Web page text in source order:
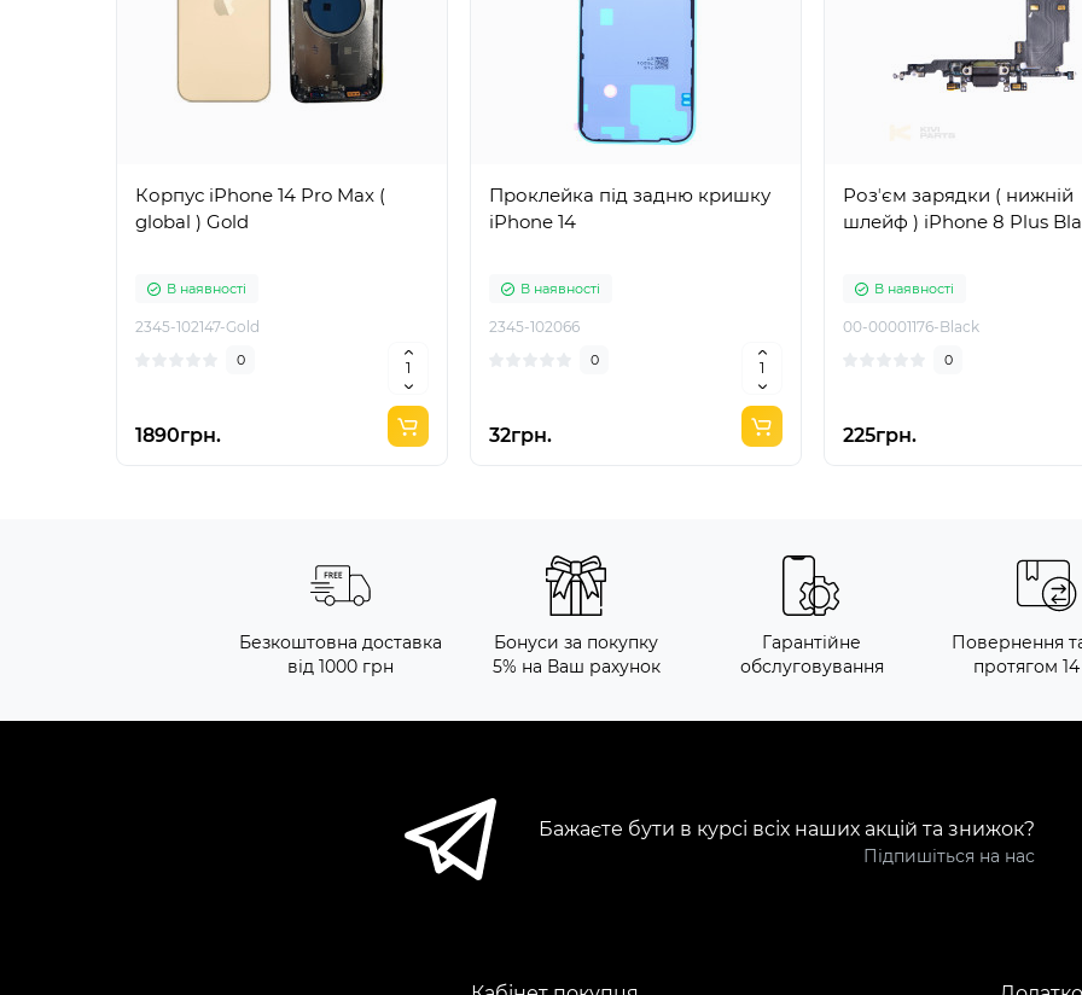
Корпус iPhone 14 Pro Max (
global ) Gold
В наявності
2345-102147-Gold
0
1890грн.
Проклейка під задню кришку
iPhone 14
В наявності
2345-102066
0
32грн.
Розʼєм зарядки ( нижній
шлейф ) iPhone 8 Plus
В наявності
00-00001176-Black
0
225грн.
Безкоштовна доставка
від 1000 грн
Бонуси за покупку
5% на Ваш рахунок
Гарантійне
обслуговування
Повернення
протягом 14
Бажаєте бути в курсі всіх наших акцій та знижок?
Підпишіться на нас